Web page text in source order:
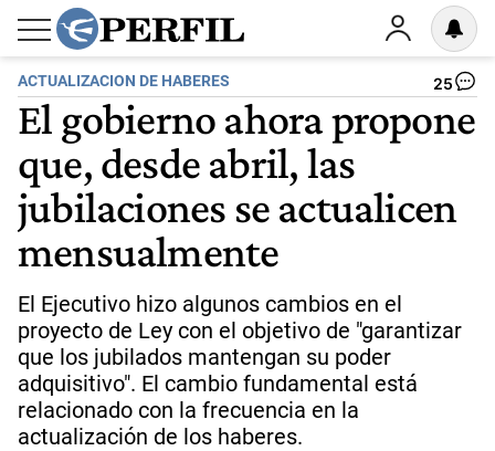
ACTUALIZACION DE HABERES 25
El gobierno ahora propone
que, desde abril, las
jubilaciones se actualicen
mensualmente
El Ejecutivo hizo algunos cambios en el
proyecto de Ley con el objetivo de "garantizar
que los jubilados mantengan su poder
adquisitivo". El cambio fundamental está
relacionado con la frecuencia en la
actualización de los haberes.